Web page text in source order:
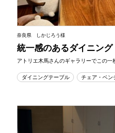
奈良県 しかじろう様
統一感のあるダイニング
アトリエ木馬さんのギャラリーでこの
ダイニングテーブル チェア・ベン